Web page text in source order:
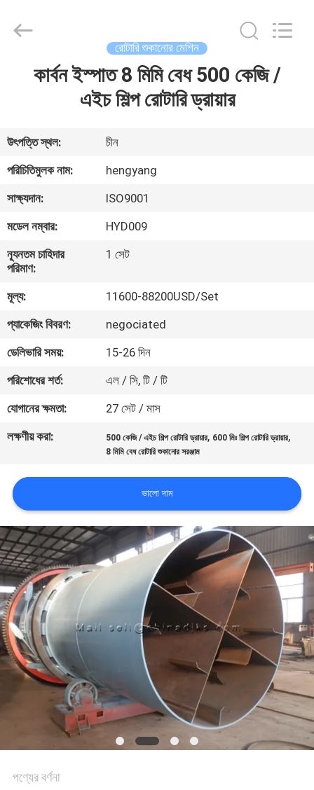
আমাদের
সম্পর্কে
কারখানা
ভ্রমণ
মান
নিয়ন্ত্রণ
যোগাযোগ
করুন
খবর
মামলা
সাইট
ম্যাপ
গোপনীয়তা
নীতি
Industrial
রোটারি শুকানোর মেশিন
কার্বন ইস্পাত 8 মিমি বেধ 500 কেজি /
এইচ শিল্প রোটারি ড্রায়ার
উৎপত্তি স্থল:
চীন
পরিচিতিমুলক নাম:
hengyang
সাক্ষ্যদান:
ISO9001
মডেল নম্বার:
HYD009
ন্যূনতম চাহিদার
পরিমাণ:
1 সেট
মূল্য:
11600-88200USD/Set
প্যাকেজিং বিবরণ:
negociated
ডেলিভারি সময়:
15-26 দিন
পরিশোধের শর্ত:
এল / সি, টি / টি
যোগানের ক্ষমতা:
27 সেট / মাস
লক্ষণীয় করা:
500 কেজি / এইচ শিল্প রোটারি ড্রায়ার, 600 মিঃ শিল্প রোটারি ড্রায়ার,
8 মিমি বেধ রোটারি শুকানোর সরঞ্জাম
ভালো দাম
পণ্যের বর্ণনা